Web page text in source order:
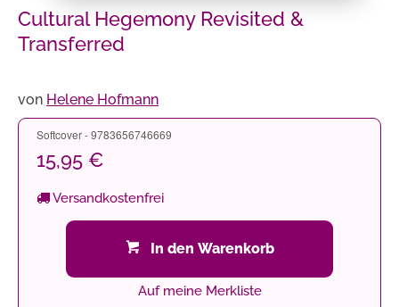
Cultural Hegemony Revisited &
Transferred
von Helene Hofmann
Softcover - 9783656746669
15,95 €
Versandkostenfrei
In den Warenkorb
Auf meine Merkliste